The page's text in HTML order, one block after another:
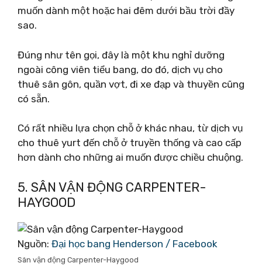
muốn dành một hoặc hai đêm dưới bầu trời đầy
sao.
Đúng như tên gọi, đây là một khu nghỉ dưỡng
ngoài công viên tiểu bang, do đó, dịch vụ cho
thuê sân gôn, quần vợt, đi xe đạp và thuyền cũng
có sẵn.
Có rất nhiều lựa chọn chỗ ở khác nhau, từ dịch vụ
cho thuê yurt đến chỗ ở truyền thống và cao cấp
hơn dành cho những ai muốn được chiều chuộng.
5. SÂN VẬN ĐỘNG CARPENTER-
HAYGOOD
Nguồn: Đại học bang Henderson / Facebook
Sân vận động Carpenter-Haygood